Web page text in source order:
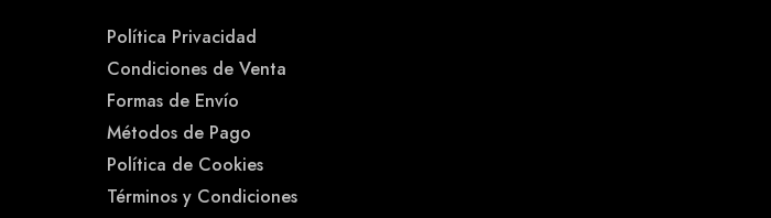
Política Privacidad
Condiciones de Venta
Formas de Envío
Métodos de Pago
Política de Cookies
Términos y Condiciones